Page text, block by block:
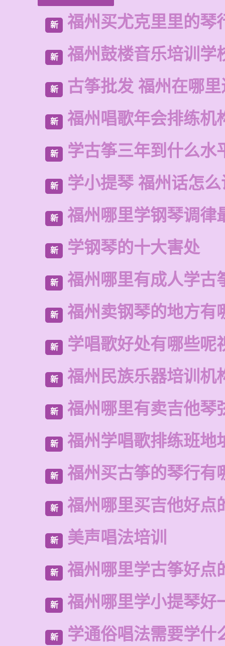
新 福州买尤克里里的琴
新 福州鼓楼音乐培训学
新 古筝批发 福州在哪
新 福州唱歌年会排练机
新 学古筝三年到什么水
新 学小提琴 福州话怎
新 福州哪里学钢琴调律
新 学钢琴的十大害处
新 福州哪里有成人学古
新 福州卖钢琴的地方有
新 学唱歌好处有哪些呢
新 福州民族乐器培训机
新 福州哪里有卖吉他琴
新 福州学唱歌排练班地
新 福州买古筝的琴行有
新 福州哪里买吉他好点
新 美声唱法培训
新 福州哪里学古筝好点
新 福州哪里学小提琴好
新 学通俗唱法需要学什